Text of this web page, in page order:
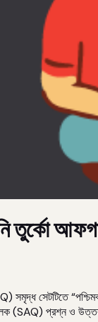
তুর্কো
সেটটিতে
(SAQ) প্রশ্ন ও উত্তর